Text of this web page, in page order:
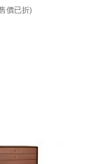
價已折)